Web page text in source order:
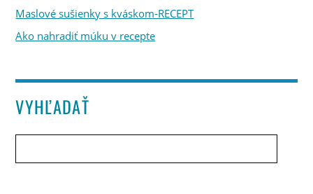
Maslové sušienky s kváskom-RECEPT
Ako nahradiť múku v recepte
VYHĽADAŤ